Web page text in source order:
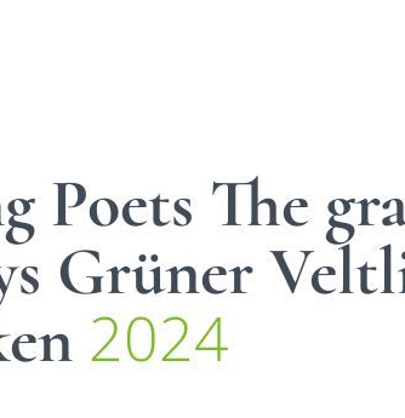
Poets The
Grüner
2024